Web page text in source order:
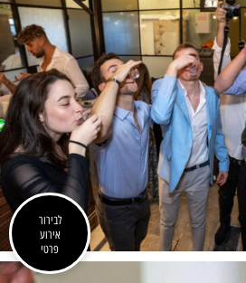
לבירור
אירוע
פרטי